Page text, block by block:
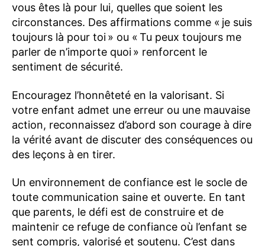
vous êtes là pour lui, quelles que soient les
circonstances. Des affirmations comme « je suis
toujours là pour toi » ou « Tu peux toujours me
parler de n’importe quoi » renforcent le
sentiment de sécurité.
Encouragez l’honnêteté en la valorisant. Si
votre enfant admet une erreur ou une mauvaise
action, reconnaissez d’abord son courage à dire
la vérité avant de discuter des conséquences ou
des leçons à en tirer.
Un environnement de confiance est le socle de
toute communication saine et ouverte. En tant
que parents, le défi est de construire et de
maintenir ce refuge de confiance où l’enfant se
sent compris, valorisé et soutenu. C’est dans